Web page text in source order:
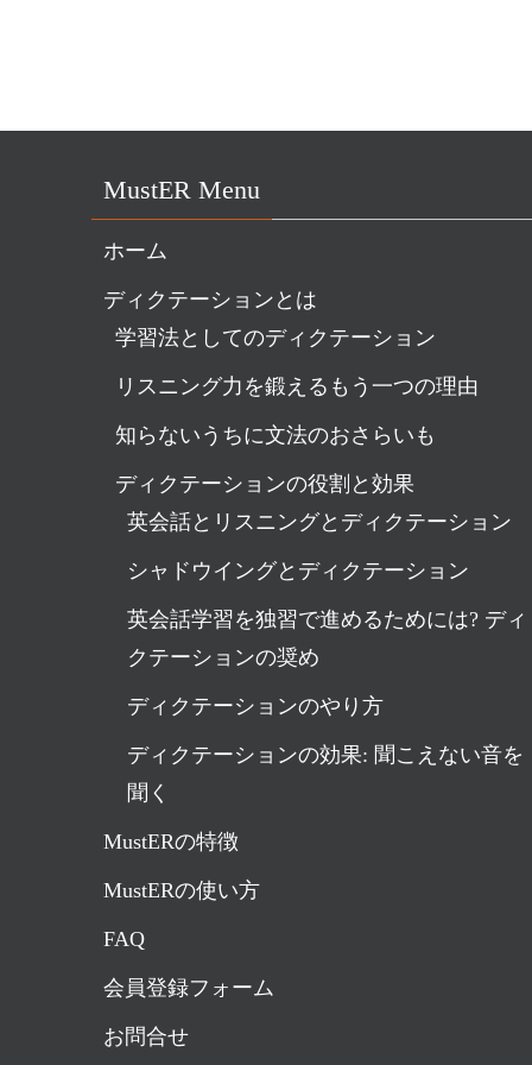
MustER Menu
ホーム
ディクテーションとは
学習法としてのディクテーション
リスニング力を鍛えるもう一つの理由
知らないうちに文法のおさらいも
ディクテーションの役割と効果
英会話とリスニングとディクテーション
シャドウイングとディクテーション
英会話学習を独習で進めるためには? ディ
クテーションの奨め
ディクテーションのやり方
ディクテーションの効果: 聞こえない音を
聞く
MustERの特徴
MustERの使い方
FAQ
会員登録フォーム
お問合せ